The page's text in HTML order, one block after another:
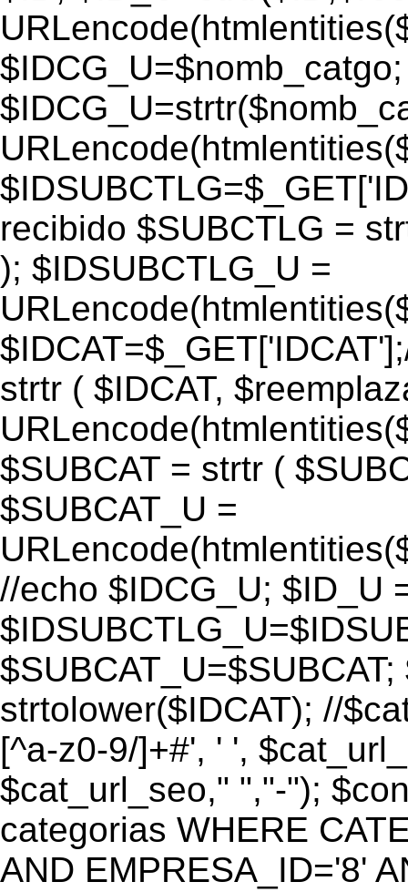
$IDCG_U=$nomb_catgo;
recibido $SUBCTLG =
); $IDSUBCTLG_U =
strtr ( $IDCAT,
$SUBCAT = strtr (
$SUBCAT_U =
//echo $IDCG_U; $ID_U
strtolower($IDCAT); //
[^a-z0-9/]+#', ' ',
$cat_url_seo," ","-");
categorias WHERE
AND EMPRESA_ID='8'